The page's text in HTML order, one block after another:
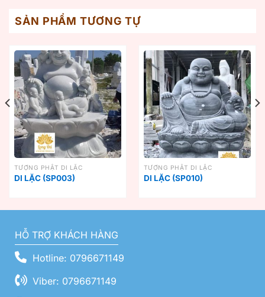
SẢN PHẨM TƯƠNG TỰ
TƯỢNG PHẬT DI LẶC
DI LẶC (SP003)
TƯỢNG PHẬT DI LẶC
DI LẶC (SP010)
HỖ TRỢ KHÁCH HÀNG
Hotline: 0796671149
Viber: 0796671149